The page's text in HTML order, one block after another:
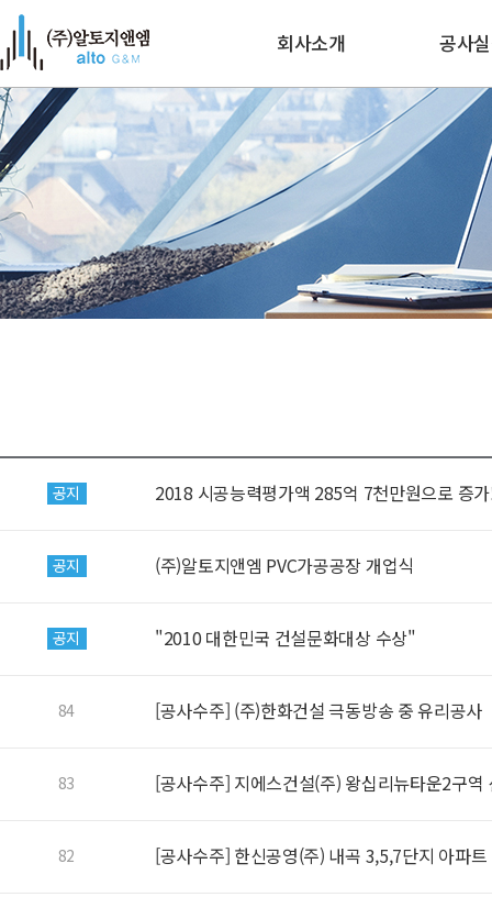
회사소개
인사말
연혁
인증/기술자보유현황
조직도
공사
수주
주요현
공지 2018 시공능력평가액 285억 7천만원으로 증
공지 (주)알토지앤엠 PVC가공공장 개업식
공지 "2010 대한민국 건설문화대상 수상"
84 [공사수주] (주)한화건설 극동방송 중 유리공사
83 [공사수주] 지에스건설(주) 왕십리뉴타운2구역
82 [공사수주] 한신공영(주) 내곡 3,5,7단지 아파